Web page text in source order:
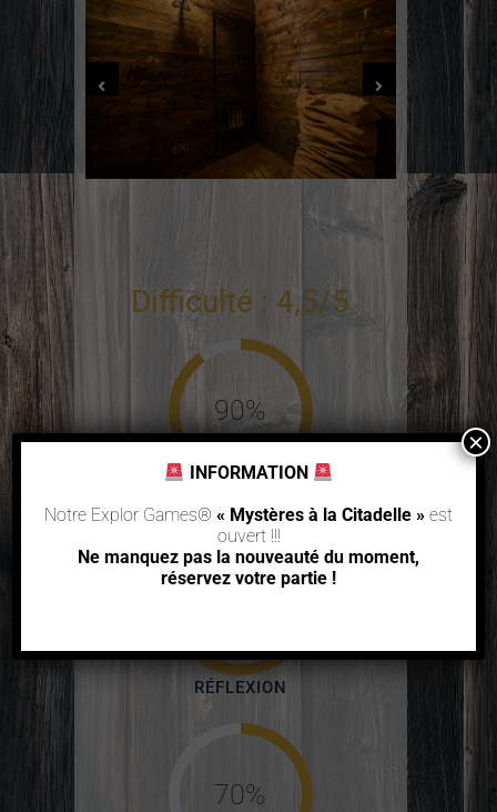
Difficulté : 4,5/5
90%
RÉFLEXION
70%
INFORMATION
Notre Explor Games® « Mystères à la Citadelle » est
ouvert !!!
Ne manquez pas la nouveauté du moment,
réservez votre partie !
×